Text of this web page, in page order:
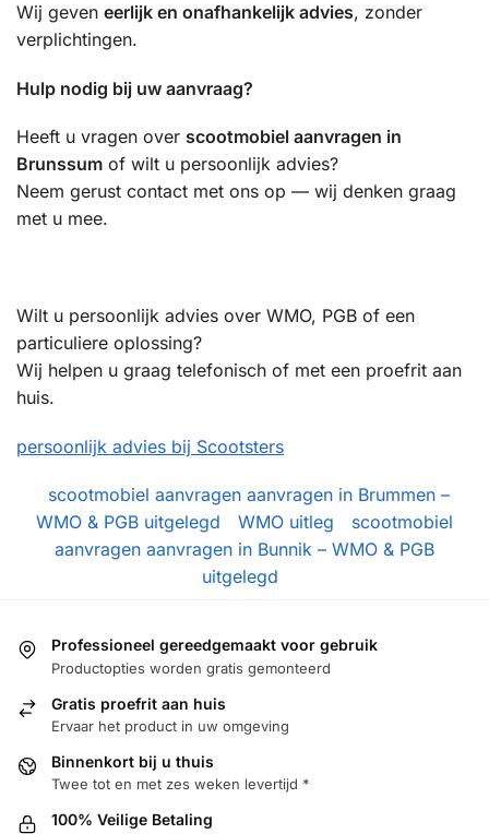
Wij geven eerlijk en onafhankelijk advies, zonder
verplichtingen.
Hulp nodig bij uw aanvraag?
Heeft u vragen over scootmobiel aanvragen in
Brunssum of wilt u persoonlijk advies?
Neem gerust contact met ons op — wij denken graag
met u mee.
Wilt u persoonlijk advies over WMO, PGB of een
particuliere oplossing?
Wij helpen u graag telefonisch of met een proefrit aan
huis.
persoonlijk advies bij Scootsters
scootmobiel aanvragen aanvragen in Brummen –
WMO & PGB uitgelegd
WMO uitleg
scootmobiel
aanvragen aanvragen in Bunnik – WMO & PGB
uitgelegd
Professioneel gereedgemaakt voor gebruik
Productopties worden gratis gemonteerd
Gratis proefrit aan huis
Ervaar het product in uw omgeving
Binnenkort bij u thuis
Twee tot en met zes weken levertijd *
100% Veilige Betaling